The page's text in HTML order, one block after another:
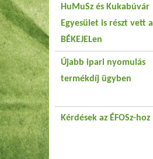
HuMuSz és Kukabúvár
Egyesület is részt vett a
BÉKEJELen
Újabb ipari nyomulás
termékdíj ügyben
Kérdések az ÉFOSz-hoz